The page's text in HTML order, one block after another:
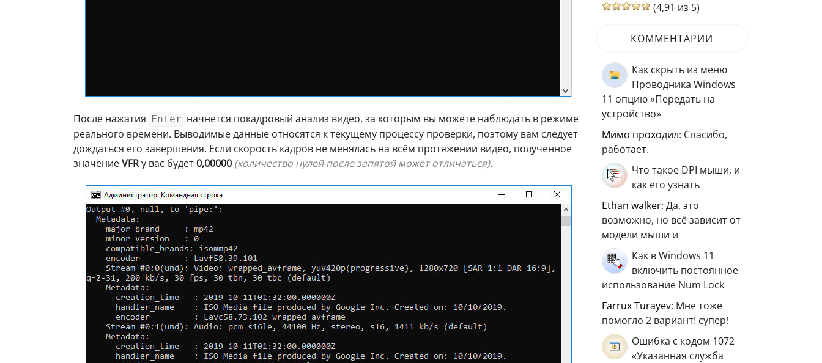
После нажатия Enter начнется покадровый анализ видео, за которым вы можете наблюдать в режиме
реального времени. Выводимые данные относятся к текущему процессу проверки, поэтому вам следует
дождаться его завершения. Если скорость кадров не менялась на всём протяжении видео, полученное
значениеVFRу вас будет0,00000 (количество нулей после запятой может отличаться).
(4,91 из 5)
КОММЕНТАРИИ
Как скрыть из меню
Проводника Windows
11 опцию «Передать на
устройство»
мимо проходил: Спасибо,
работает.
Что такое DPI мыши, и
как его узнать
ethan walker: Да, это
возможно, но всё зависит от
модели мыши и
Как в Windows 11
включить постоянное
использование Num Lock
Farrux Turayev: Мне тоже
помогло 2 вариант! супер!
Ошибка с кодом 1072
«Указанная служба